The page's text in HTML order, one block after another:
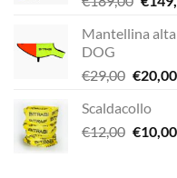
Mantellina
DOG
€29,00 Il
originale
era:
€20,00Il
Scaldacollo
€12,00 Il
€10,00Il